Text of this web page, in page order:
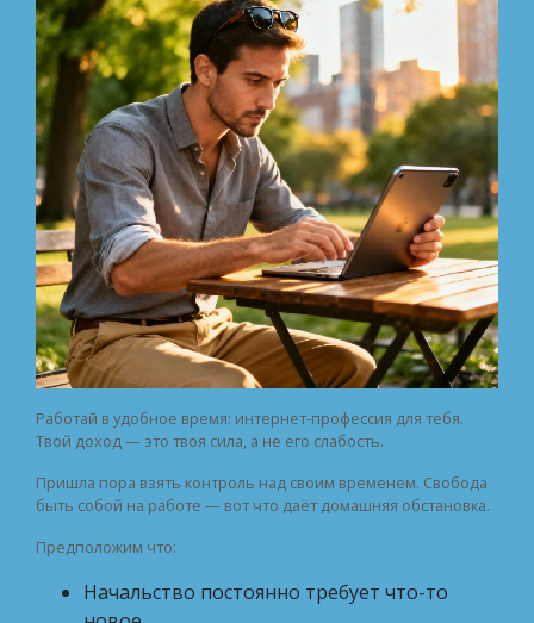
Работай в удобное время: интернет-профессия для тебя.
Твой доход — это твоя сила, а не его слабость.
Пришла пора взять контроль над своим временем. Свобода
быть собой на работе — вот что даёт домашняя обстановка.
Предположим что:
Начальство постоянно требует что-то